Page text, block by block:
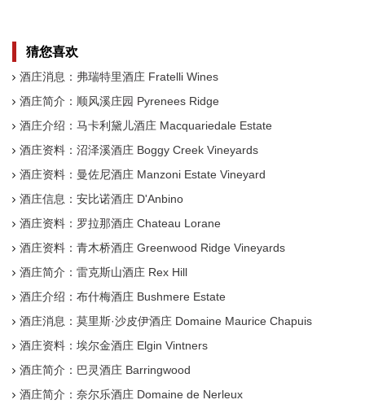
猜您喜欢
酒庄消息：弗瑞特里酒庄 Fratelli Wines
酒庄简介：顺风溪庄园 Pyrenees Ridge
酒庄介绍：马卡利黛儿酒庄 Macquariedale Estate
酒庄资料：沼泽溪酒庄 Boggy Creek Vineyards
酒庄资料：曼佐尼酒庄 Manzoni Estate Vineyard
酒庄信息：安比诺酒庄 D'Anbino
酒庄资料：罗拉那酒庄 Chateau Lorane
酒庄资料：青木桥酒庄 Greenwood Ridge Vineyards
酒庄简介：雷克斯山酒庄 Rex Hill
酒庄介绍：布什梅酒庄 Bushmere Estate
酒庄消息：莫里斯·沙皮伊酒庄 Domaine Maurice Chapuis
酒庄资料：埃尔金酒庄 Elgin Vintners
酒庄简介：巴灵酒庄 Barringwood
酒庄简介：奈尔乐酒庄 Domaine de Nerleux